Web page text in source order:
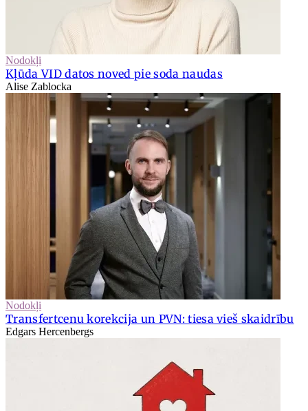
Nodokļi
Kļūda VID datos noved pie soda naudas
Alise Zablocka
Nodokļi
Transfertcenu korekcija un PVN: tiesa vieš skaidrību
Edgars Hercenbergs